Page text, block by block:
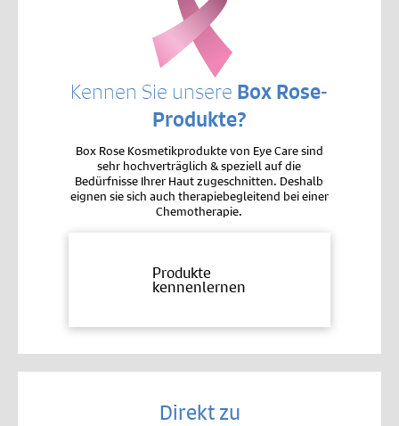
Kennen Sie unsere Box Rose-
Produkte?
Box Rose Kosmetikprodukte von Eye Care sind
sehr hochverträglich & speziell auf die
Bedürfnisse Ihrer Haut zugeschnitten. Deshalb
eignen sie sich auch therapiebegleitend bei einer
Chemotherapie.
Produkte
kennenlernen
Direkt zu